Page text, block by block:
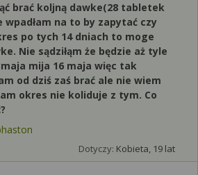
brać koljną dawke(28 tabletek
wpadłam na to by zapytać czy
po tych 14 dniach to moge
Nie sądziłąm że będzie aż tyle
mija 16 maja więc tak
od dziś zaś brać ale nie wiem
okres nie koliduje z tym. Co
Dotyczy: Kobieta, 19 lat